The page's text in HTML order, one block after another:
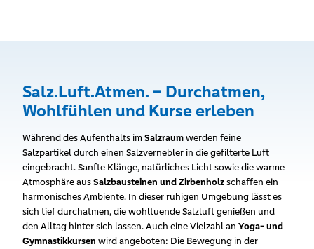
Salz.Luft.Atmen. – Durchatmen,
Wohlfühlen und Kurse erleben
Während des Aufenthalts imSalzraumwerden feine
Salzpartikel durch einen Salzvernebler in die gefilterte Luft
eingebracht. Sanfte Klänge, natürliches Licht sowie die warme
Atmosphäre ausSalzbausteinen und Zirbenholzschaffen ein
harmonisches Ambiente. In dieser ruhigen Umgebung lässt es
sich tief durchatmen, die wohltuende Salzluft genießen und
den Alltag hinter sich lassen. Auch eine Vielzahl an Yoga- und
Gymnastikkursen wird angeboten: Die Bewegung in der